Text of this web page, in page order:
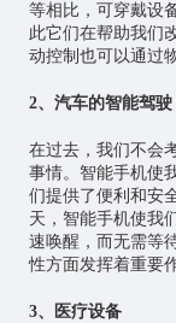
等相比，可穿戴设
此它们在帮助我们
动控制也可以通过
2、汽车的智能驾驶
在过去，我们不会
事情。智能手机使
们提供了便利和安
天，智能手机使我
速唤醒，而无需等
性方面发挥着重要
3、医疗设备